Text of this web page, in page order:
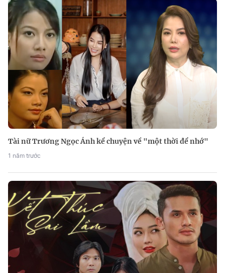
Tài nữ Trương Ngọc Ánh kể chuyện về "một thời để nhớ"
1 năm trước